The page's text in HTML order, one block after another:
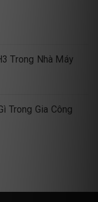
Trong Nhà Máy
Trong Gia Công